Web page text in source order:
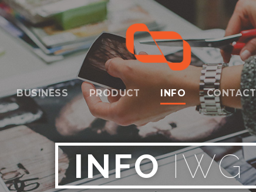
BUSINESS PRODUCT INFO CONTACT
INFOIWG